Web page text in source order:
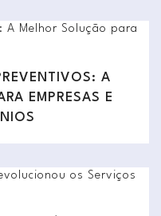
A
EMPRESAS E